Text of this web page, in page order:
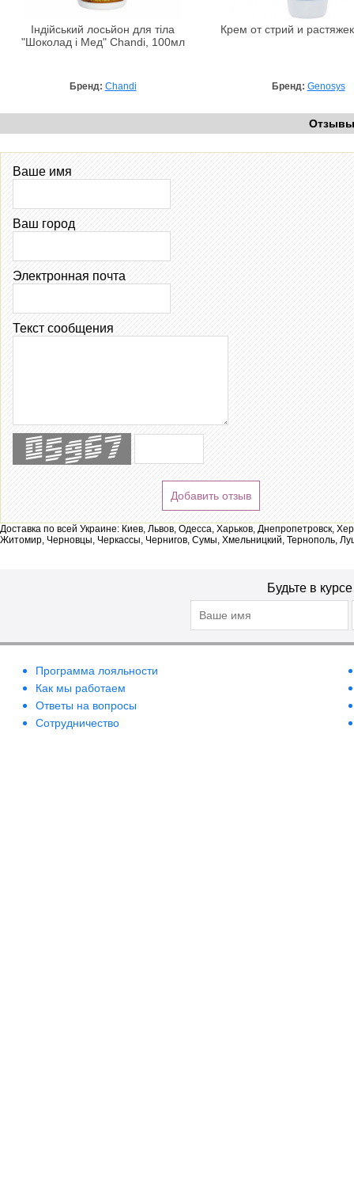
Індійський лосьйон для тіла
"Шоколад і Мед" Chandi, 100мл
Бренд: Chandi
Крем от стрий и
Бренд: Genosys
Отзывы
Ваше имя
Ваш город
Электронная почта
Текст сообщения
Добавить отзыв
Доставка по всей Украине: Киев, Львов, Одесса, Харьков, Днепропетровск,
Житомир, Черновцы, Черкассы, Чернигов, Сумы, Хмельницкий, Тернополь,
Будьте в
Программа лояльности
Как мы работаем
Ответы на вопросы
Сотрудничество